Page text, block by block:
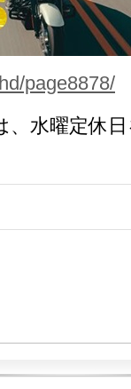
page8878/
水曜定休